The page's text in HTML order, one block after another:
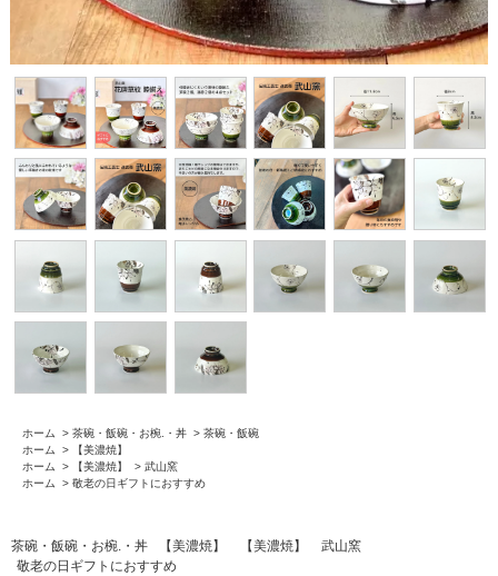
ホーム > 茶碗・飯碗・お椀.・丼 > 茶碗・飯碗
ホーム
>
【美濃焼】
ホーム
> 【美濃焼】 > 武山窯
ホーム
> 敬老の日ギフトにおすすめ
茶碗・飯碗・お椀.・丼 【美濃焼】 【美濃焼】
武山窯
敬老の日ギフトにおすすめ